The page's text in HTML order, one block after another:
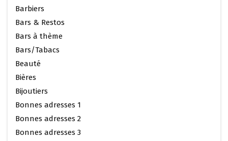
Barbiers
Bars & Restos
Bars à thème
Bars/Tabacs
Beauté
Bières
Bijoutiers
Bonnes adresses 1
Bonnes adresses 2
Bonnes adresses 3